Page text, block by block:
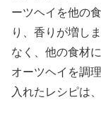
ーツヘイを他の
り、香りが増し
なく、他の食材
オーツヘイを調
入れたレシピは